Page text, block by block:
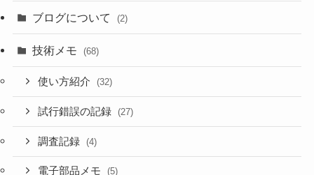
ブログについて (2)
技術メモ (68)
使い方紹介 (32)
試行錯誤の記録 (27)
調査記録 (4)
電子部品メモ (5)